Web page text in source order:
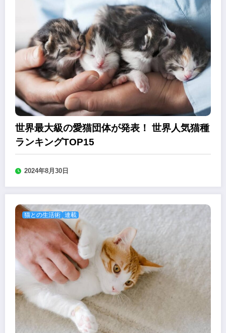
世界最大級の愛猫団体が発表！ 世界人気猫種
ランキングTOP15
2024年8月30日
猫との生活術 連載